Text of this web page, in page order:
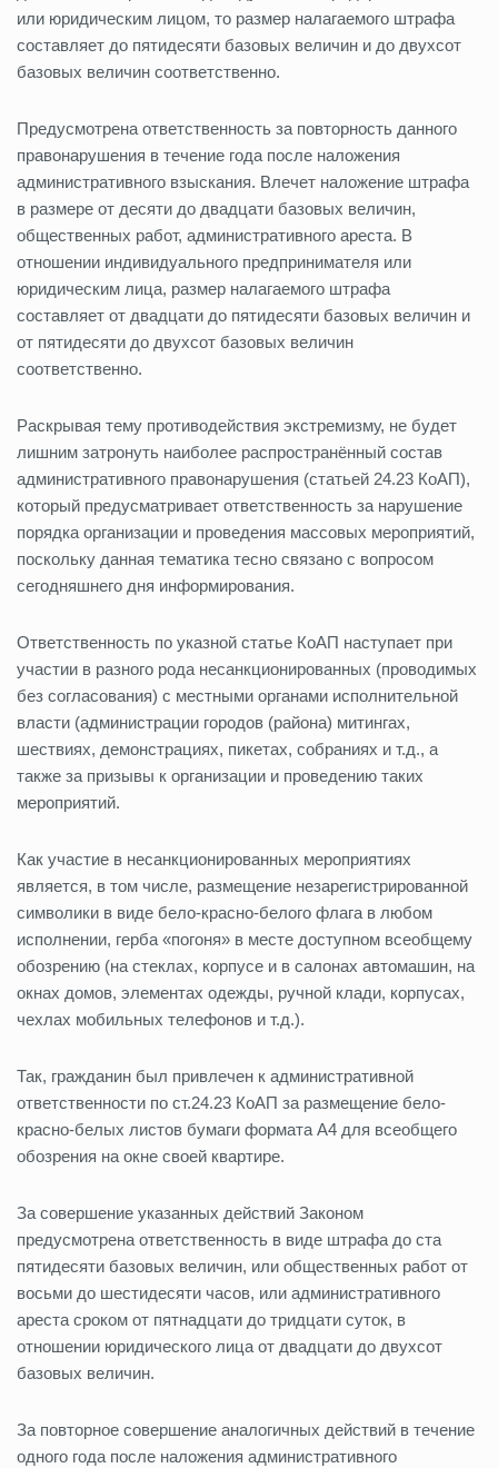
или юридическим лицом, то размер налагаемого штрафа
составляет до пятидесяти базовых величин и до двухсот
базовых величин соответственно.
Предусмотрена ответственность за повторность данного
правонарушения в течение года после наложения
административного взыскания. Влечет наложение штрафа
в размере от десяти до двадцати базовых величин,
общественных работ, административного ареста. В
отношении индивидуального предпринимателя или
юридическим лица, размер налагаемого штрафа
составляет от двадцати до пятидесяти базовых величин и
от пятидесяти до двухсот базовых величин
соответственно.
Раскрывая тему противодействия экстремизму, не будет
лишним затронуть наиболее распространённый состав
административного правонарушения (статьей 24.23 КоАП),
который предусматривает ответственность за нарушение
порядка организации и проведения массовых мероприятий,
поскольку данная тематика тесно связано с вопросом
сегодняшнего дня информирования.
Ответственность по указной статье КоАП наступает при
участии в разного рода несанкционированных (проводимых
без согласования) с местными органами исполнительной
власти (администрации городов (района) митингах,
шествиях, демонстрациях, пикетах, собраниях и т.д., а
также за призывы к организации и проведению таких
мероприятий.
Как участие в несанкционированных мероприятиях
является, в том числе, размещение незарегистрированной
символики в виде бело-красно-белого флага в любом
исполнении, герба «погоня» в месте доступном всеобщему
обозрению (на стеклах, корпусе и в салонах автомашин, на
окнах домов, элементах одежды, ручной клади, корпусах,
чехлах мобильных телефонов и т.д.).
Так, гражданин был привлечен к административной
ответственности по ст.24.23 КоАП за размещение бело-
красно-белых листов бумаги формата А4 для всеобщего
обозрения на окне своей квартире.
За совершение указанных действий Законом
предусмотрена ответственность в виде штрафа до ста
пятидесяти базовых величин, или общественных работ от
восьми до шестидесяти часов, или административного
ареста сроком от пятнадцати до тридцати суток, в
отношении юридического лица от двадцати до двухсот
базовых величин.
За повторное совершение аналогичных действий в течение
одного года после наложения административного